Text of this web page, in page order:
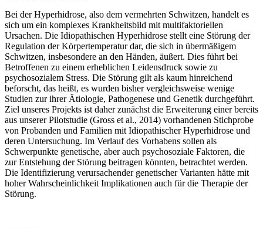
Bei der Hyperhidrose, also dem vermehrten Schwitzen, handelt es
sich um ein komplexes Krankheitsbild mit multifaktoriellen
Ursachen. Die Idiopathischen Hyperhidrose stellt eine Störung der
Regulation der Körpertemperatur dar, die sich in übermäßigem
Schwitzen, insbesondere an den Händen, äußert. Dies führt bei
Betroffenen zu einem erheblichen Leidensdruck sowie zu
psychosozialem Stress. Die Störung gilt als kaum hinreichend
beforscht, das heißt, es wurden bisher vergleichsweise wenige
Studien zur ihrer Ätiologie, Pathogenese und Genetik durchgeführt.
Ziel unseres Projekts ist daher zunächst die Erweiterung einer bereits
aus unserer Pilotstudie (Gross et al., 2014) vorhandenen Stichprobe
von Probanden und Familien mit Idiopathischer Hyperhidrose und
deren Untersuchung. Im Verlauf des Vorhabens sollen als
Schwerpunkte genetische, aber auch psychosoziale Faktoren, die
zur Entstehung der Störung beitragen könnten, betrachtet werden.
Die Identifizierung verursachender genetischer Varianten hätte mit
hoher Wahrscheinlichkeit Implikationen auch für die Therapie der
Störung.